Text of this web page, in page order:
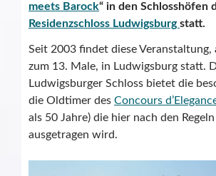
meets Barock“ in den Schlosshöfen
Residenzschloss Ludwigsburgstatt.
Seit 2003 findet diese Veranstaltung,
zum 13. Male, in Ludwigsburg statt.
Ludwigsburger Schloss bietet die
die Oldtimer des Concours
als 50 Jahre) die hier nach den
ausgetragen wird.